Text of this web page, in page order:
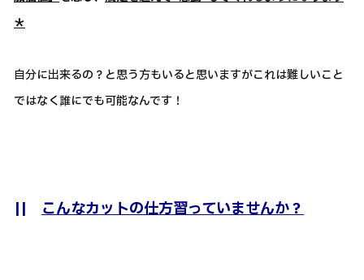
＊
自分に出来るの？と思う方もいると思いますがこれは難しいこと
ではなく誰にでも可能なんです！
|| こんなカットの仕方習っていませんか？